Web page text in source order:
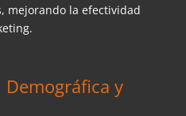
mejorando la efectividad
y